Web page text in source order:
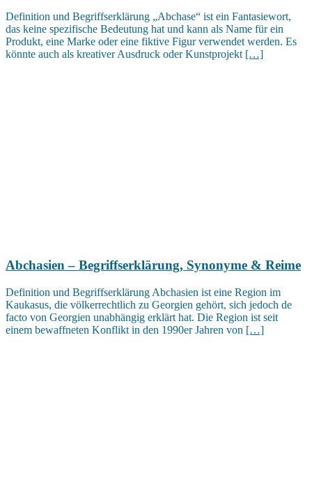
Definition und Begriffserklärung „Abchase“ ist ein Fantasiewort,
das keine spezifische Bedeutung hat und kann als Name für ein
Produkt, eine Marke oder eine fiktive Figur verwendet werden. Es
könnte auch als kreativer Ausdruck oder Kunstprojekt […]
Abchasien – Begriffserklärung, Synonyme & Reime
Definition und Begriffserklärung Abchasien ist eine Region im
Kaukasus, die völkerrechtlich zu Georgien gehört, sich jedoch de
facto von Georgien unabhängig erklärt hat. Die Region ist seit
einem bewaffneten Konflikt in den 1990er Jahren von […]